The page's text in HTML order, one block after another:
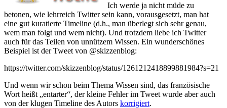
Ich werde ja nicht müde zu
betonen, wie lehrreich Twitter sein kann, vorausgesetzt, man hat
eine gut kuratierte Timeline (d.h., man überlegt sich sehr genau,
wem man folgt und wem nicht). Und trotzdem liebe ich Twitter
auch für das Teilen von unnützem Wissen. Ein wunderschönes
Beispiel ist der Tweet von @skizzenblog:
https://twitter.com/skizzenblog/status/1261212418899881984?s=21
Und wenn wir schon beim Thema Wissen sind, das französische
Wort heißt „entarter“, der kleine Fehler im Tweet wurde aber auch
von der klugen Timeline des Autors korrigiert.